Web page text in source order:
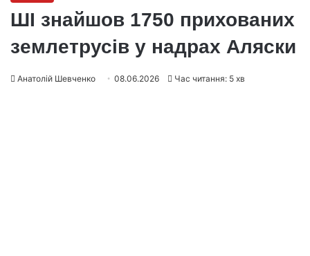
ШІ знайшов 1750 прихованих
землетрусів у надрах Аляски
Анатолій Шевченко 08.06.2026 Час читання: 5 хв